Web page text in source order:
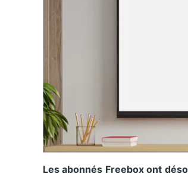
Les abonnés Freebox ont